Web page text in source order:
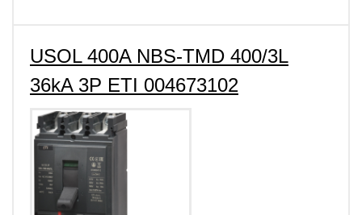
USOL 400A NBS-TMD 400/3L
36kA 3P ETI 004673102